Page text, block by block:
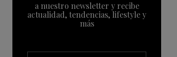
a nuestro newsletter y recibe
actualidad, tendencias, lifestyle y
más